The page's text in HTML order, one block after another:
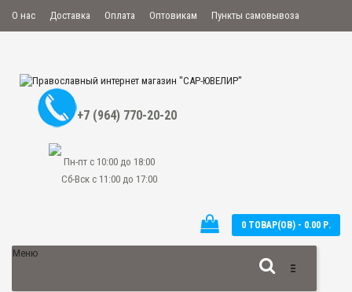
О нас Доставка Оплата Оптовикам Пункты самовывоза
+7 (964) 770-20-20
Пн-пт с 10:00 до 18:00
Сб-Вск с 11:00 до 17:00
0 ТОВАР(ОВ) - 0.00 Р.
Меню